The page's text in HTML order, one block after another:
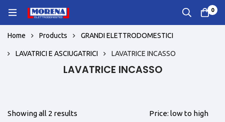
0
Home Products GRANDI ELETTRODOMESTICI
LAVATRICI E ASCIUGATRICI LAVATRICE INCASSO
LAVATRICE INCASSO
Showing all 2 results Price: low to high